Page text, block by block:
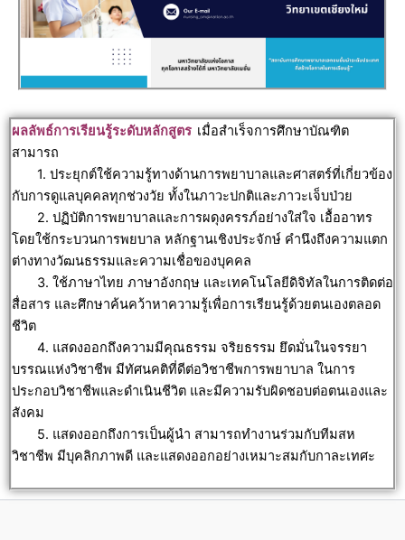
ผลลัพธ์การเรียนรู้ระดับหลักสูตร เมื่อสำเร็จการศึกษาบัณฑิต
สามารถ
1. ประยุกต์ใช้ความรู้ทางด้านการพยาบาลและศาสตร์ที่เกี่ยวข้อง
กับการดูแลบุคคลทุกช่วงวัย ทั้งในภาวะปกติและภาวะเจ็บป่วย
2. ปฏิบัติการพยาบาลและการผดุงครรภ์อย่างใส่ใจ เอื้ออาทร
โดยใช้กระบวนการพยบาล หลักฐานเชิงประจักษ์ คำนึงถึงความแตก
ต่างทางวัฒนธรรมและความเชื่อของบุคคล
3. ใช้ภาษาไทย ภาษาอังกฤษ และเทคโนโลยีดิจิทัลในการติดต่อ
สื่อสาร และศึกษาค้นคว้าหาความรู้เพื่อการเรียนรู้ด้วยตนเองตลอด
ชีวิต
4. แสดงออกถึงความมีคุณธรรม จริยธรรม ยึดมั่นในจรรยา
บรรณแห่งวิชาชีพ มีทัศนคติที่ดีต่อวิชาชีพการพยาบาล ในการ
ประกอบวิชาชีพและดำเนินชีวิต และมีความรับผิดชอบต่อตนเองและ
สังคม
5. แสดงออกถึงการเป็นผู้นำ สามารถทำงานร่วมกับทีมสห
วิชาชีพ มีบุคลิกภาพดี และแสดงออกอย่างเหมาะสมกับกาละเทศะ